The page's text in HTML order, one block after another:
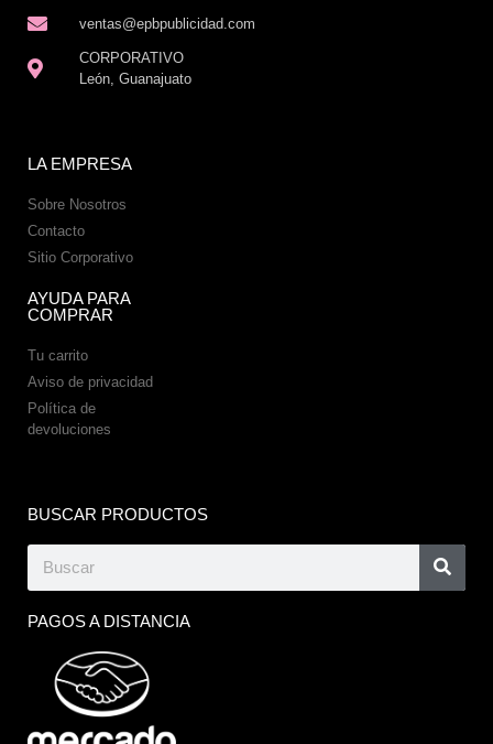
ventas@epbpublicidad.com
CORPORATIVO
León, Guanajuato
LA EMPRESA
Sobre Nosotros
Contacto
Sitio Corporativo
AYUDA PARA
COMPRAR
Tu carrito
Aviso de privacidad
Política de
devoluciones
BUSCAR PRODUCTOS
PAGOS A DISTANCIA